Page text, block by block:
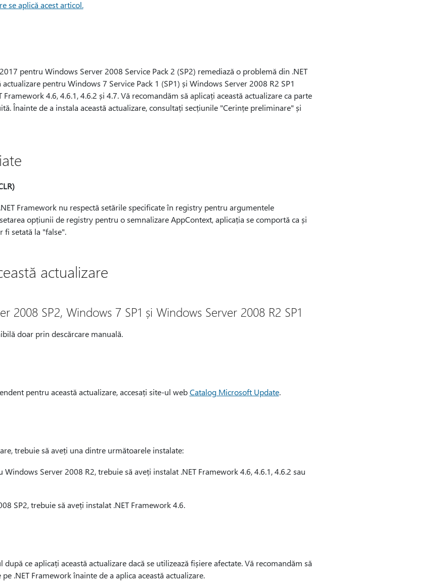
se aplică acest articol.
pentru Windows Server 2008 Service Pack 2 (SP2) remediază o problemă din .NET
pentru Windows 7 Service Pack 1 (SP1) și Windows Server 2008 R2 SP1
4.6, 4.6.1, 4.6.2 și 4.7. Vă recomandăm să aplicați această actualizare ca parte
Înainte de a instala această actualizare, consultați secțiunile "Cerințe preliminare" și
Framework nu respectă setările specificate în registry pentru argumentele
opțiunii de registry pentru o semnalizare AppContext, aplicația se comportă ca și
fi setată la "false".
actualizare
2008 SP2, Windows 7 SP1 și Windows Server 2008 R2 SP1
doar prin descărcare manuală.
pentru această actualizare, accesați site-ul webCatalog Microsoft Update.
trebuie să aveți una dintre următoarele instalate:
Windows Server 2008 R2, trebuie să aveți instalat .NET Framework 4.6, 4.6.1, 4.6.2 sau
SP2, trebuie să aveți instalat .NET Framework 4.6.
ce aplicați această actualizare dacă se utilizează fișiere afectate. Vă recomandăm să
.NET Framework înainte de a aplica această actualizare.